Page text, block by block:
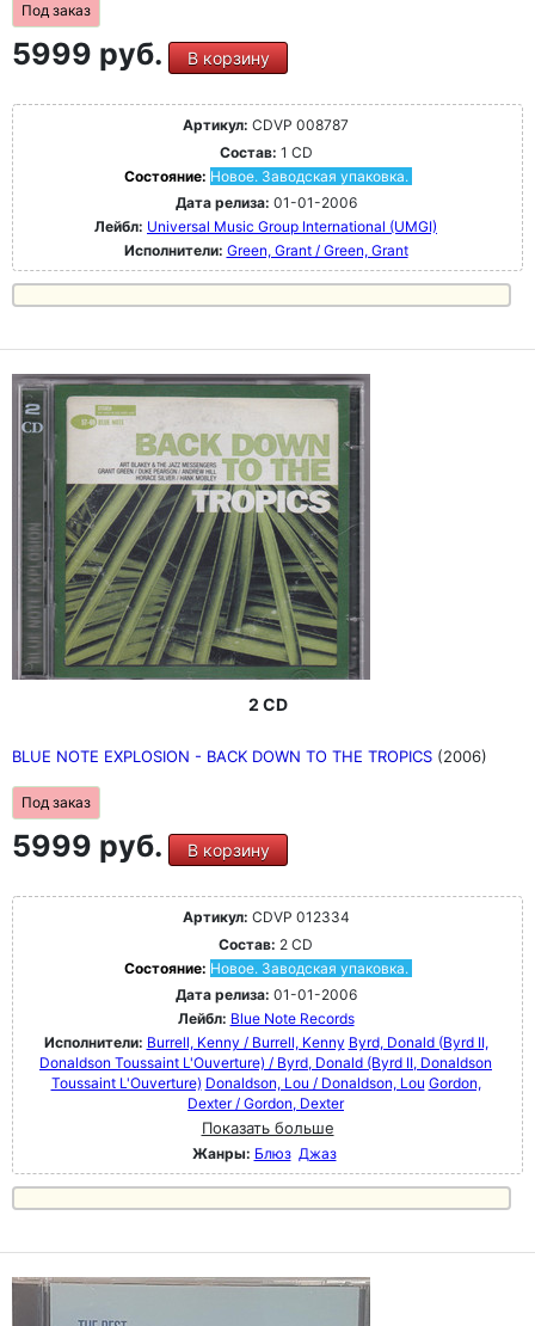
Под заказ
5999 руб. В корзину
Артикул: CDVP 008787
Состав: 1 CD
Состояние: Новое. Заводская упаковка.
Дата релиза: 01-01-2006
Лейбл: Universal Music Group International (UMGI)
Исполнители: Green, Grant / Green, Grant
2 CD
BLUE NOTE EXPLOSION - BACK DOWN TO THE TROPICS (2006)
Под заказ
5999 руб. В корзину
Артикул: CDVP 012334
Состав: 2 CD
Состояние: Новое. Заводская упаковка.
Дата релиза: 01-01-2006
Лейбл: Blue Note Records
Исполнители: Burrell, Kenny / Burrell, Kenny Byrd, Donald (Byrd II,
Donaldson Toussaint L'Ouverture) / Byrd, Donald (Byrd II, Donaldson
Toussaint L'Ouverture) Donaldson, Lou / Donaldson, Lou Gordon,
Dexter / Gordon, Dexter
Показать больше
Жанры: Блюз Джаз